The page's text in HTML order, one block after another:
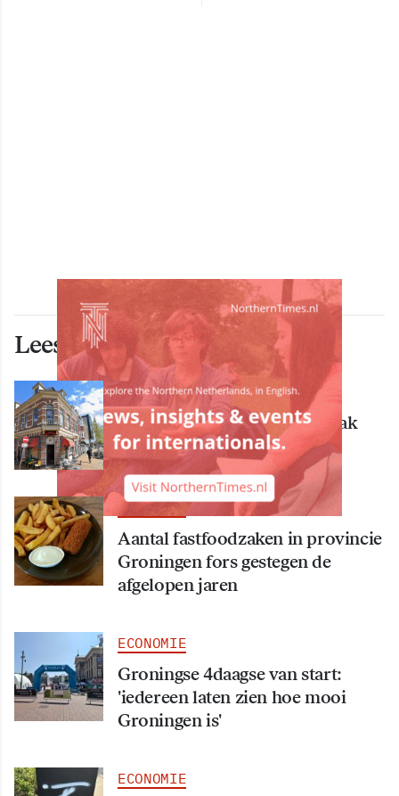
Lees ook deze artikelen
ECONOMIE
Bekende Groningse dönerzaak
Hasret failliet
ECONOMIE
Aantal fastfoodzaken in provincie
Groningen fors gestegen de
afgelopen jaren
ECONOMIE
Groningse 4daagse van start:
'iedereen laten zien hoe mooi
Groningen is'
ECONOMIE